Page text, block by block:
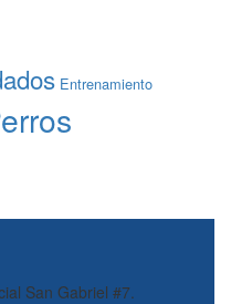
Entrenamiento
San Gabriel #7.